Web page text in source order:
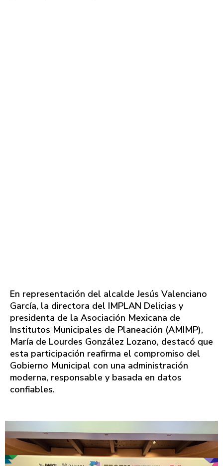
En representación del alcalde Jesús Valenciano
García, la directora del IMPLAN Delicias y
presidenta de la Asociación Mexicana de
Institutos Municipales de Planeación (AMIMP),
María de Lourdes González Lozano, destacó que
esta participación reafirma el compromiso del
Gobierno Municipal con una administración
moderna, responsable y basada en datos
confiables.